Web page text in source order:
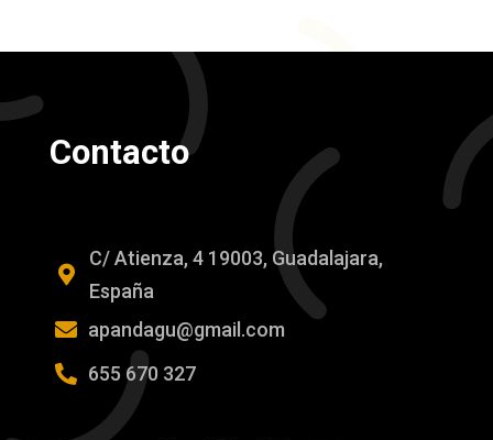
Contacto

C/ Atienza, 4 19003, Guadalajara,
España
 apandagu@gmail.com
 655 670 327